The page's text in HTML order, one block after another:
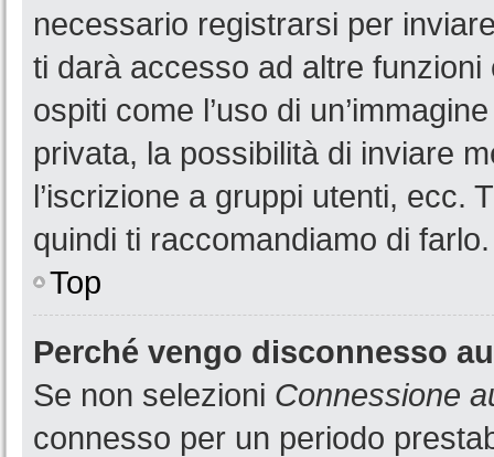
necessario registrarsi per
ti darà accesso ad altre
ospiti come l’uso di
privata, la possibilità di inviare
l’iscrizione a gruppi utenti, ecc.
quindi ti raccomandiamo di farlo.
Top
Perché vengo disconnesso
Se non selezioni Connessione
connesso per un periodo